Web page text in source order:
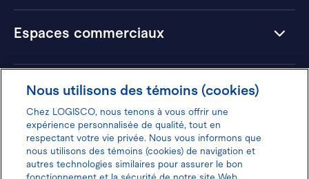
Espaces commerciaux
Hôtels
Donnez votre avis pour gagner 100$
Nous utilisons des témoins (cookies)
Chez LOGISCO, nous tenons à vous offrir une
expérience personnalisée de qualité, tout en
respectant votre vie privée. Nous vous informons que
nous utilisons des témoins (cookies) de navigation et
autres technologies similaires pour assurer le bon